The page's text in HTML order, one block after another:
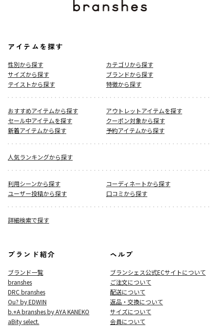
アイテムを探す
性別から探す
カテゴリから探す
サイズから探す
ブランドから探す
テイストから探す
特徴から探す
おすすめアイテムから探す
アウトレットアイテムを探す
セール中アイテムを探す
クーポン対象から探す
新着アイテムから探す
予約アイテムから探す
人気ランキングから探す
利用シーンから探す
コーディネートから探す
ユーザー投稿から探す
口コミから探す
詳細検索で探す
ブランド紹介
ブランド一覧
branshes
DRC branshes
Ou? by EDWIN
b.+A branshes by AYA KANEKO
aBity select.
ヘルプ
ブランシェス公式ECサイトについて
ご注文について
配送について
返品・交換について
サイズについて
会員について